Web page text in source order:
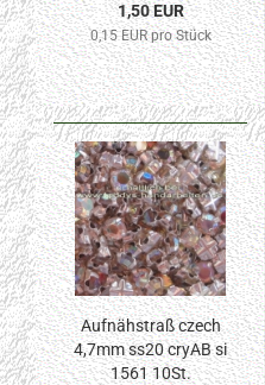
1,50 EUR
0,15 EUR pro Stück
Aufnähstraß czech
4,7mm ss20 cryAB si
1561 10St.